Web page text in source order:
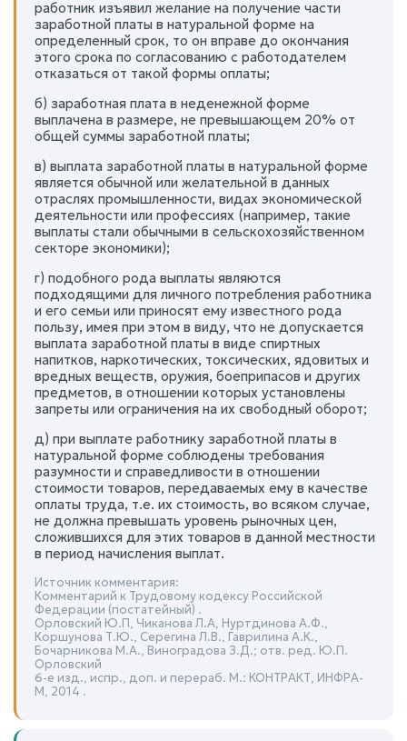
работник изъявил желание на получение части
заработной платы в натуральной форме на
определенный срок, то он вправе до окончания
этого срока по согласованию с работодателем
отказаться от такой формы оплаты;
б) заработная плата в неденежной форме
выплачена в размере, не превышающем 20% от
общей суммы заработной платы;
в) выплата заработной платы в натуральной форме
является обычной или желательной в данных
отраслях промышленности, видах экономической
деятельности или профессиях (например, такие
выплаты стали обычными в сельскохозяйственном
секторе экономики);
г) подобного рода выплаты являются
подходящими для личного потребления работника
и его семьи или приносят ему известного рода
пользу, имея при этом в виду, что не допускается
выплата заработной платы в виде спиртных
напитков, наркотических, токсических, ядовитых и
вредных веществ, оружия, боеприпасов и других
предметов, в отношении которых установлены
запреты или ограничения на их свободный оборот;
д) при выплате работнику заработной платы в
натуральной форме соблюдены требования
разумности и справедливости в отношении
стоимости товаров, передаваемых ему в качестве
оплаты труда, т.е. их стоимость, во всяком случае,
не должна превышать уровень рыночных цен,
сложившихся для этих товаров в данной местности
в период начисления выплат.
Источник комментария:
Комментарий к Трудовому кодексу Российской
Федерации (постатейный) .
Орловский Ю.П, Чиканова Л.А, Нуртдинова А.Ф.,
Коршунова Т.Ю., Серегина Л.В., Гаврилина А.К.,
Бочарникова М.А., Виноградова З.Д.; отв. ред. Ю.П.
Орловский
6-е изд., испр., доп. и перераб. М.: КОНТРАКТ, ИНФРА-
М, 2014 .